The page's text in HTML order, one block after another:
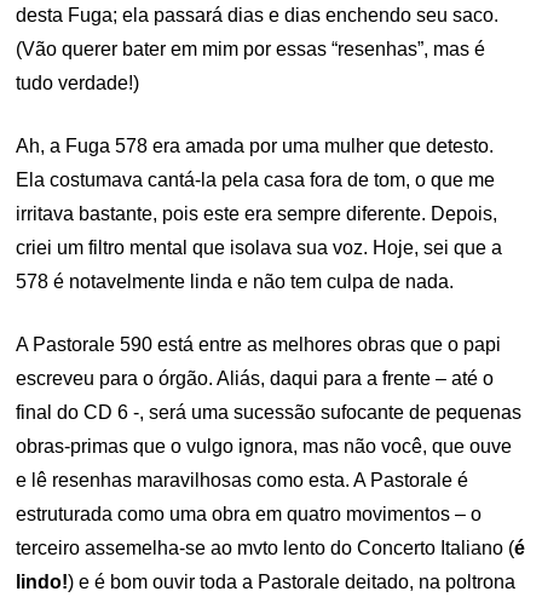
desta Fuga; ela passará dias e dias enchendo seu saco.
(Vão querer bater em mim por essas “resenhas”, mas é
tudo verdade!)
Ah, a Fuga 578 era amada por uma mulher que detesto.
Ela costumava cantá-la pela casa fora de tom, o que me
irritava bastante, pois este era sempre diferente. Depois,
criei um filtro mental que isolava sua voz. Hoje, sei que a
578 é notavelmente linda e não tem culpa de nada.
A Pastorale 590 está entre as melhores obras que o papi
escreveu para o órgão. Aliás, daqui para a frente – até o
final do CD 6 -, será uma sucessão sufocante de pequenas
obras-primas que o vulgo ignora, mas não você, que ouve
e lê resenhas maravilhosas como esta. A Pastorale é
estruturada como uma obra em quatro movimentos – o
terceiro assemelha-se ao mvto lento do Concerto Italiano (é
lindo!) e é bom ouvir toda a Pastorale deitado, na poltrona